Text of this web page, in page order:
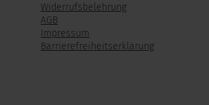
Widerrufsbelehrung
AGB
Impressum
Barrierefreiheitserklärung